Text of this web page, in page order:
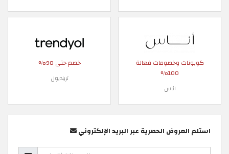
كوبونات وخصومات فعالة
100%
اناس
خصم حتى 90%
ترينديول
استلم العروض الحصرية عبر البريد الإلكتروني